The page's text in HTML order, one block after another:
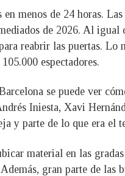
menos de 24 horas.
de 2026. Al
reabrir las puertas.
espectadores.
se puede ver
Iniesta, Xavi
y parte de lo que era el
material en las
gran parte de las